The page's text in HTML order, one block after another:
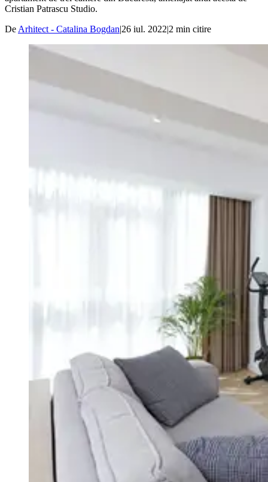
Cristian Patrascu Studio.
De Arhitect - Catalina Bogdan|26 iul. 2022|2 min citire